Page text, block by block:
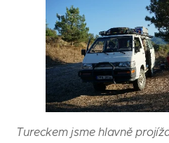
Tureckem jsme hlavně